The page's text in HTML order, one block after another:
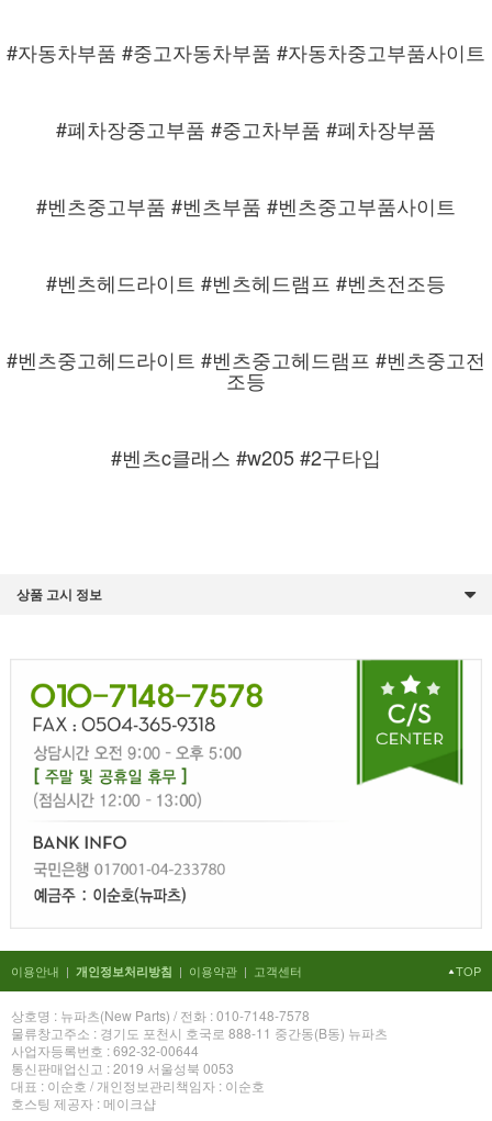
#자동차부품 #중고자동차부품 #자동차중고부품사이트
#폐차장중고부품 #중고차부품 #폐차장부품
#벤츠중고부품 #벤츠부품 #벤츠중고부품사이트
#벤츠헤드라이트 #벤츠헤드램프 #벤츠전조등
#벤츠중고헤드라이트 #벤츠중고헤드램프 #벤츠중고전
조등
#벤츠c클래스 #w205 #2구타입
상품 고시 정보
이용안내 | 개인정보처리방침 | 이용약관 | 고객센터 TOP
상호명 : 뉴파츠(New Parts) / 전화 : 010-7148-7578
물류창고주소 : 경기도 포천시 호국로 888-11 중간동(B동) 뉴파츠
사업자등록번호 : 692-32-00644
통신판매업신고 : 2019 서울성북 0053
대표 : 이순호 / 개인정보관리책임자 : 이순호
호스팅 제공자 : 메이크샵